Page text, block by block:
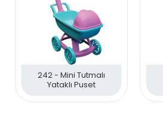
242 - Mini Tutmalı
Yataklı Puset